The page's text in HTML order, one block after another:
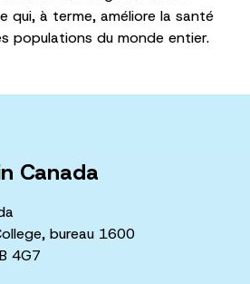
qui, à terme, améliore la santé
populations du monde entier.
Canada
bureau 1600
4G7